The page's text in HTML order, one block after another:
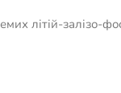
літій-залізо-